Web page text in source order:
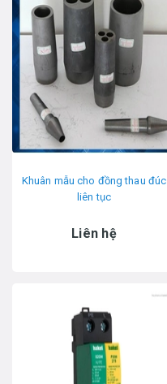
Khuân mẫu cho đồng thau đúc
liên tục
Liên hệ